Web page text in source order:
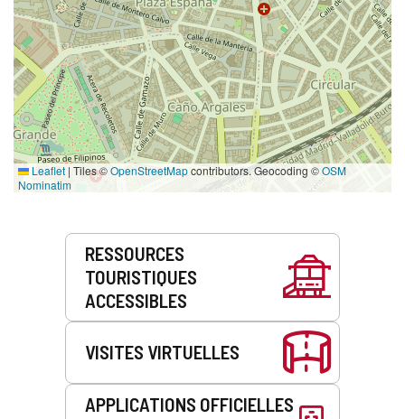
Leaflet | Tiles ©OpenStreetMapcontributors. Geocoding ©OSM
Nominatim
Prestations
RESSOURCES
TOURISTIQUES
ACCESSIBLES
VISITES VIRTUELLES
APPLICATIONS OFFICIELLES